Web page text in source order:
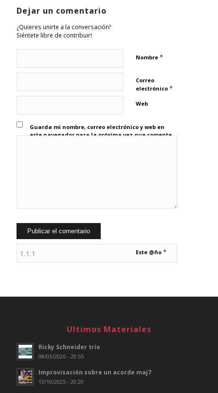
Dejar un comentario
¿Quieres unirte a la conversación?
Siéntete libre de contribuir!
Nombre *
Correo
electrónico *
Web
Guarda mi nombre, correo electrónico y web en
este navegador para la próxima vez que comente.
Este @ño *
Ultimos Materiales
Ricky Schneider trio
08/03/2026 - 20:55
Improvisación sobre un acorde maj7
13/10/2025 - 20:20